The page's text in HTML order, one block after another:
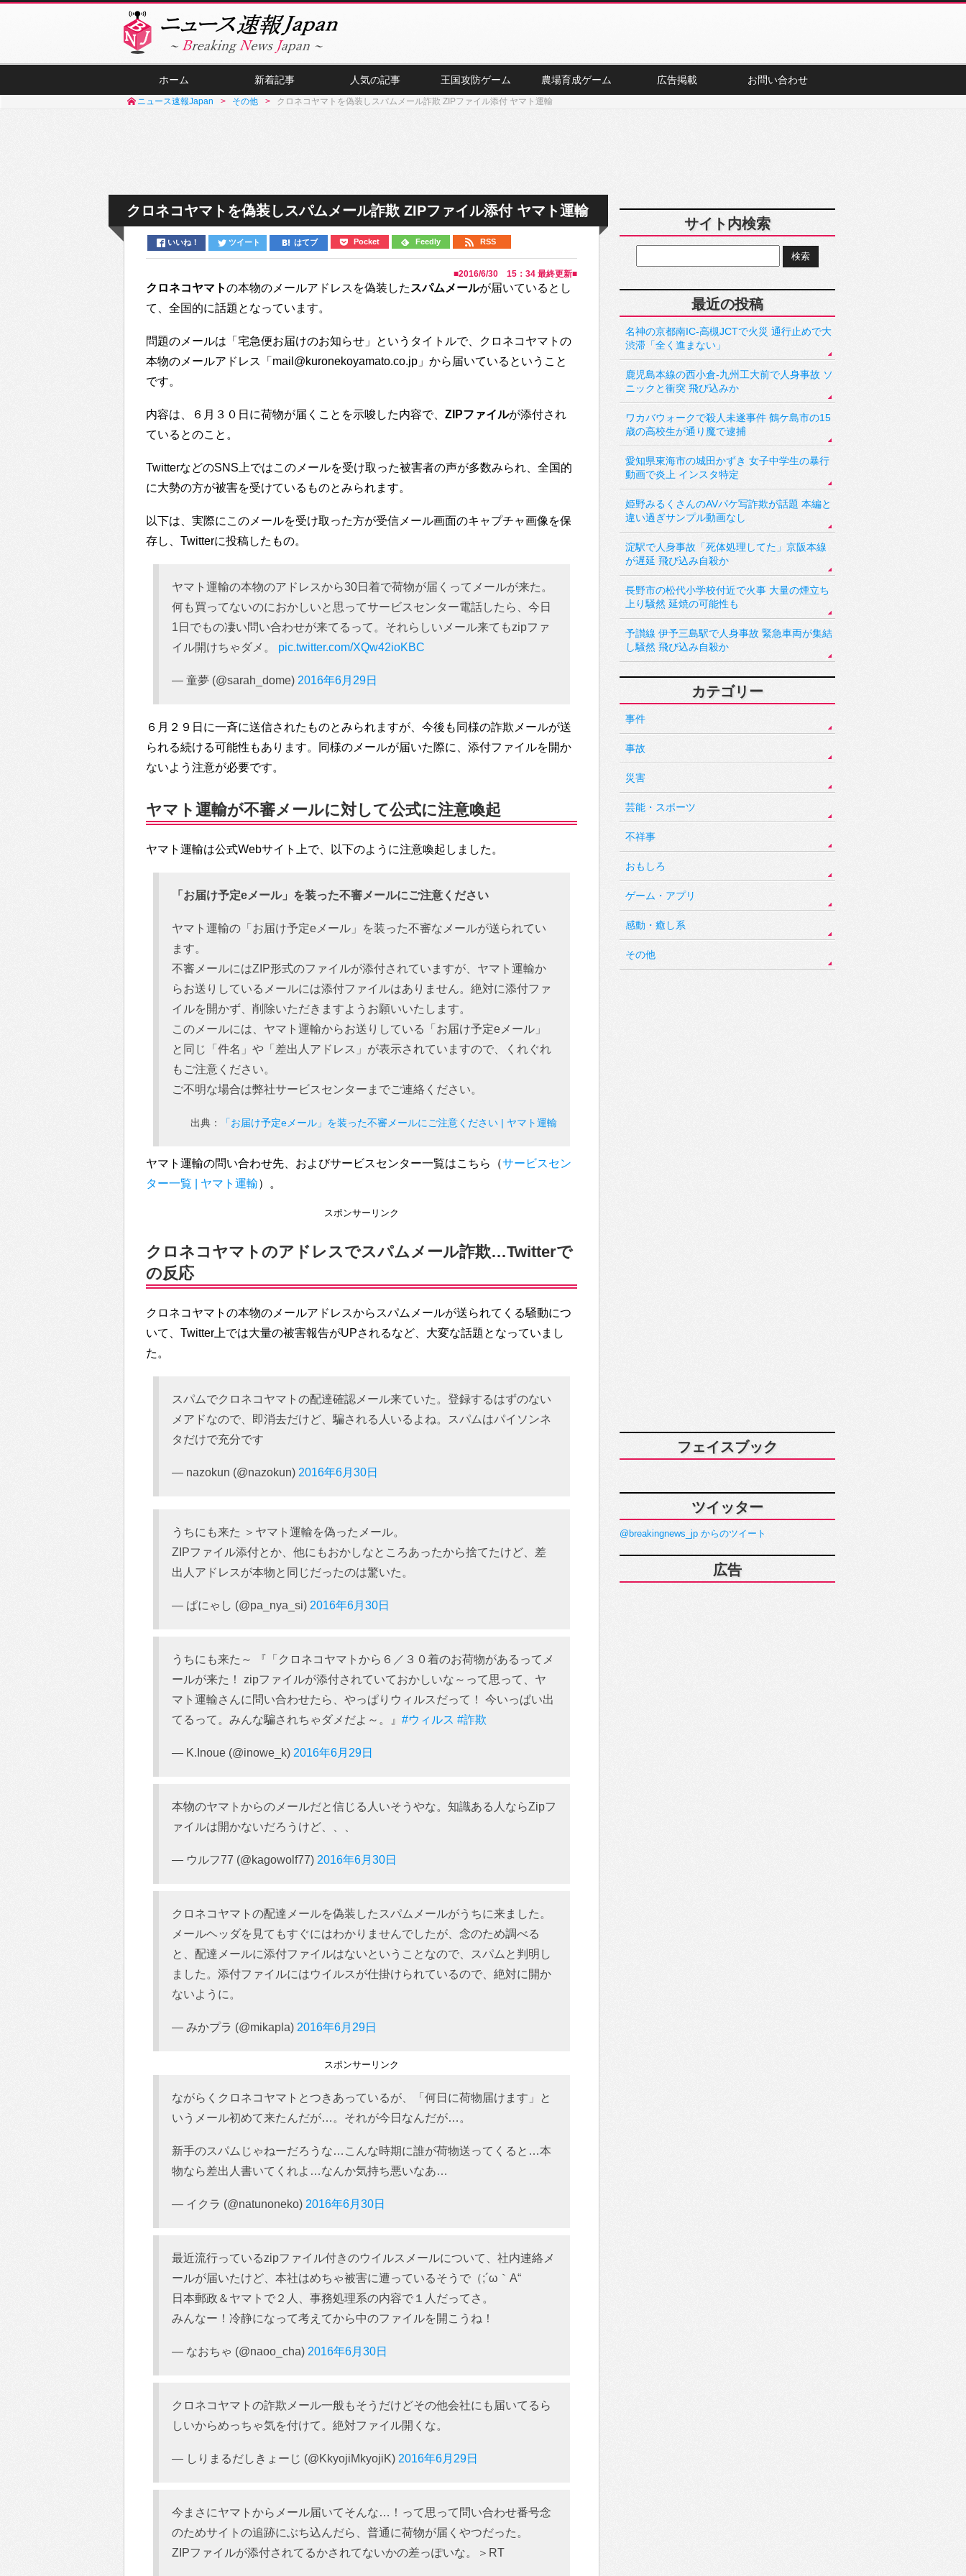
ホーム 新着記事 人気の記事 王国攻防ゲーム 農場育成ゲーム 広告掲載 お問い合わせ
ニュース速報Japan その他 クロネコヤマトを偽装しスパムメール詐欺 ZIPファイル添付 ヤマト運輸
クロネコヤマトを偽装しスパムメール詐欺 ZIPファイル添付 ヤマト運輸
いいね！ ツイート はてブ Pocket Feedly RSS
■2016/6/30 15：34 最終更新■
クロネコヤマトの本物のメールアドレスを偽装した スパムメールが届いているとし
て、全国的に話題となっています。
問題のメールは「宅急便お届けのお知らせ」というタイトルで、クロネコヤマトの
本物のメールアドレス「mail@kuronekoyamato.co.jp」から届いているということ
です。
内容は、６月３０日に荷物が届くことを示唆した内容で、 ZIPファイルが添付され
ているとのこと。
TwitterなどのSNS上ではこのメールを受け取った被害者の声が多数みられ、全国的
に大勢の方が被害を受けているものとみられます。
以下は、実際にこのメールを受け取った方が受信メール画面のキャプチャ画像を保
存し、Twitterに投稿したもの。
ヤマト運輸の本物のアドレスから30日着で荷物が届くってメールが来た。
何も買ってないのにおかしいと思ってサービスセンター電話したら、今日
1日でもの凄い問い合わせが来てるって。それらしいメール来てもzipファ
イル開けちゃダメ。 pic.twitter.com/XQw42ioKBC
— 童夢 (@sarah_dome) 2016年6月29日
６月２９日に一斉に送信されたものとみられますが、今後も同様の詐欺メールが送
られる続ける可能性もあります。同様のメールが届いた際に、添付ファイルを開か
ないよう注意が必要です。
ヤマト運輸が不審メールに対して公式に注意喚起
ヤマト運輸は公式Webサイト上で、以下のように注意喚起しました。
「お届け予定eメール」を装った不審メールにご注意ください
ヤマト運輸の「お届け予定eメール」を装った不審なメールが送られてい
ます。
不審メールにはZIP形式のファイルが添付されていますが、ヤマト運輸か
らお送りしているメールには添付ファイルはありません。絶対に添付ファ
イルを開かず、削除いただきますようお願いいたします。
このメールには、ヤマト運輸からお送りしている「お届け予定eメール」
と同じ「件名」や「差出人アドレス」が表示されていますので、くれぐれ
もご注意ください。
ご不明な場合は弊社サービスセンターまでご連絡ください。
出典： 「お届け予定eメール」を装った不審メールにご注意ください | ヤマト運輸
ヤマト運輸の問い合わせ先、およびサービスセンター一覧はこちら（サービスセン
ター一覧 | ヤマト運輸）。
スポンサーリンク
クロネコヤマトのアドレスでスパムメール詐欺…Twitterで
の反応
クロネコヤマトの本物のメールアドレスからスパムメールが送られてくる騒動につ
いて、Twitter上では大量の被害報告がUPされるなど、大変な話題となっていまし
た。
スパムでクロネコヤマトの配達確認メール来ていた。登録するはずのない
メアドなので、即消去だけど、騙される人いるよね。スパムはパイソンネ
タだけで充分です
— nazokun (@nazokun) 2016年6月30日
うちにも来た ＞ヤマト運輸を偽ったメール。
ZIPファイル添付とか、他にもおかしなところあったから捨てたけど、差
出人アドレスが本物と同じだったのは驚いた。
— ぱにゃし (@pa_nya_si) 2016年6月30日
うちにも来た～ 『「クロネコヤマトから６／３０着のお荷物があるってメ
ールが来た！ zipファイルが添付されていておかしいな～って思って、ヤ
マト運輸さんに問い合わせたら、やっぱりウィルスだって！ 今いっぱい出
てるって。みんな騙されちゃダメだよ～。』 #ウィルス #詐欺
— K.Inoue (@inowe_k) 2016年6月29日
本物のヤマトからのメールだと信じる人いそうやな。知識ある人ならZipフ
ァイルは開かないだろうけど、、、
— ウルフ77 (@kagowolf77) 2016年6月30日
クロネコヤマトの配達メールを偽装したスパムメールがうちに来ました。
メールヘッダを見てもすぐにはわかりませんでしたが、念のため調べる
と、配達メールに添付ファイルはないということなので、スパムと判明し
ました。添付ファイルにはウイルスが仕掛けられているので、絶対に開か
ないように。
— みかプラ (@mikapla) 2016年6月29日
スポンサーリンク
ながらくクロネコヤマトとつきあっているが、「何日に荷物届けます」と
いうメール初めて来たんだが…。それが今日なんだが…。
新手のスパムじゃねーだろうな…こんな時期に誰が荷物送ってくると…本
物なら差出人書いてくれよ…なんか気持ち悪いなあ…
— イクラ (@natunoneko) 2016年6月30日
最近流行っているzipファイル付きのウイルスメールについて、社内連絡メ
ールが届いたけど、本社はめちゃ被害に遭っているそうで（;´ω｀A“
日本郵政＆ヤマトで２人、事務処理系の内容で１人だってさ。
みんなー！冷静になって考えてから中のファイルを開こうね！
— なおちゃ (@naoo_cha) 2016年6月30日
クロネコヤマトの詐欺メール一般もそうだけどその他会社にも届いてるら
しいからめっちゃ気を付けて。絶対ファイル開くな。
— しりまるだしきょーじ (@KkyojiMkyojiK) 2016年6月29日
今まさにヤマトからメール届いてそんな…！って思って問い合わせ番号念
のためサイトの追跡にぶち込んだら、普通に荷物が届くやつだった。
ZIPファイルが添付されてるかされてないかの差っぽいな。＞RT
サイト内検索
最近の投稿
名神の京都南IC-高槻JCTで火災 通行止めで大
渋滞「全く進まない」
鹿児島本線の西小倉-九州工大前で人身事故 ソ
ニックと衝突 飛び込みか
ワカバウォークで殺人未遂事件 鶴ケ島市の15
歳の高校生が通り魔で逮捕
愛知県東海市の城田かずき 女子中学生の暴行
動画で炎上 インスタ特定
姫野みるくさんのAVパケ写詐欺が話題 本編と
違い過ぎサンプル動画なし
淀駅で人身事故「死体処理してた」京阪本線
が遅延 飛び込み自殺か
長野市の松代小学校付近で火事 大量の煙立ち
上り騒然 延焼の可能性も
予讃線 伊予三島駅で人身事故 緊急車両が集結
し騒然 飛び込み自殺か
カテゴリー
事件
事故
災害
芸能・スポーツ
不祥事
おもしろ
ゲーム・アプリ
感動・癒し系
その他
フェイスブック
ツイッター
@breakingnews_jp からのツイート
広告